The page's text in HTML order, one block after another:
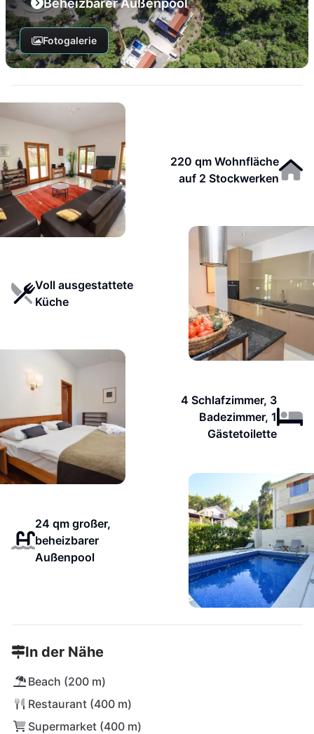
Beheizbarer Außenpool
Fotogalerie
220 qm Wohnfläche
auf 2 Stockwerken
Voll ausgestattete
Küche
4 Schlafzimmer, 3
Badezimmer, 1
Gästetoilette
24 qm großer,
beheizbarer
Außenpool
In der Nähe
Beach (200 m)
Restaurant (400 m)
Supermarket (400 m)